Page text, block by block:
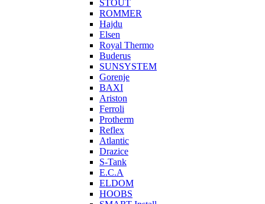
STOUT
ROMMER
Hajdu
Elsen
Royal Thermo
Buderus
SUNSYSTEM
Gorenje
BAXI
Ariston
Ferroli
Protherm
Reflex
Atlantic
Drazice
S-Tank
E.C.A
ELDOM
HOOBS